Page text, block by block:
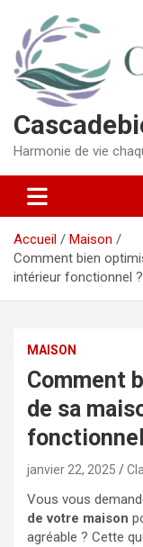
contenu
Harmonie de vie
Accueil
Maison
Comment bien
intérieur fonctionnel ?
MAISON
Comment
de sa
janvier 22, 2025
Vous vous
de votre maison
agréable ? Cette